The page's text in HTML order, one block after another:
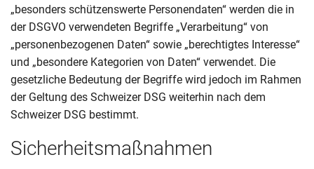
„besonders schützenswerte Personendaten“ werden die in
der DSGVO verwendeten Begriffe „Verarbeitung“ von
„personenbezogenen Daten“ sowie „berechtigtes Interesse“
und „besondere Kategorien von Daten“ verwendet. Die
gesetzliche Bedeutung der Begriffe wird jedoch im Rahmen
der Geltung des Schweizer DSG weiterhin nach dem
Schweizer DSG bestimmt.
Sicherheitsmaßnahmen